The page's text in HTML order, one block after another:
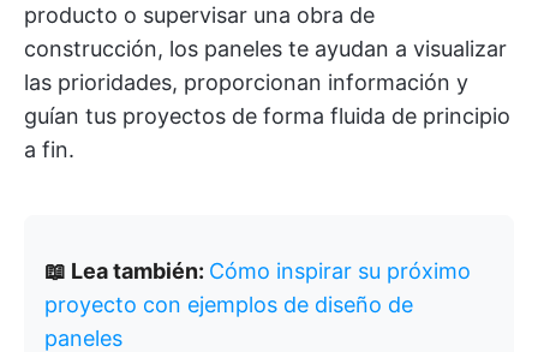
producto o supervisar una obra de
construcción, los paneles te ayudan a visualizar
las prioridades, proporcionan información y
guían tus proyectos de forma fluida de principio
a fin.
📖 Lea también: Cómo inspirar su próximo
proyecto con ejemplos de diseño de
paneles